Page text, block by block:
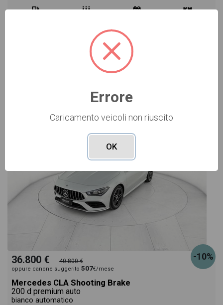
Vai alla scheda >>
USATO Cod. 001U362229
-10%
36.800 € 40.800 €
oppure canone suggerito 507€/mese
Mercedes CLA Shooting Brake
200 d premium auto
bianco automatico
Errore
Caricamento veicoli non riuscito
OK